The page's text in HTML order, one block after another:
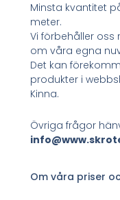
Minsta kvantitet
meter.
Vi förbehåller oss
om våra egna
Det kan
produkter i
Kinna.
Övriga frågor
Om våra priser